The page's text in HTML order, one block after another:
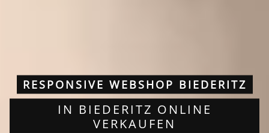
RESPONSIVE WEBSHOP BIEDERITZ
IN BIEDERITZ ONLINE
VERKAUFEN